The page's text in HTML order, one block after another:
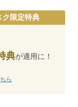
ク限定特典
典が適用に！
ら